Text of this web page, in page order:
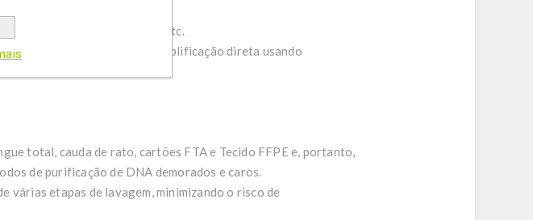
cartões FTA e tecido FFPE, etc.
de extração de DNA com amplificação direta usando
fácil de usar.
total, cauda de rato, cartões FTA e Tecido FFPE e, portanto,
de purificação de DNA demorados e caros.
várias etapas de lavagem, minimizando o risco de